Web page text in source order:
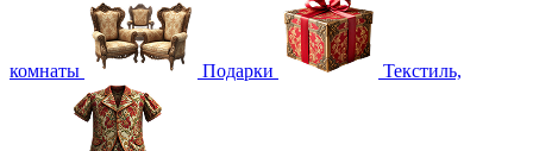
комнаты Подарки Текстиль,